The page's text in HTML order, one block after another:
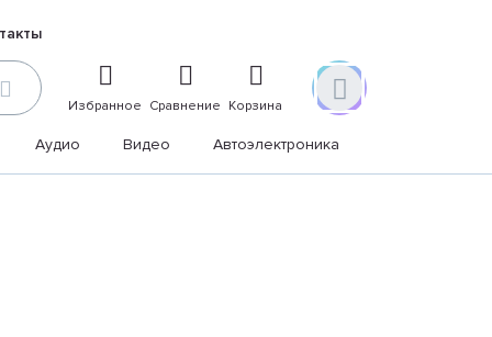
Избранное Сравнение Корзина
Аудио Видео Автоэлектроника